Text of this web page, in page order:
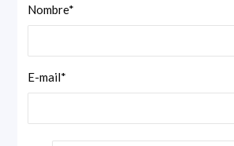
Nombre*
E-mail*